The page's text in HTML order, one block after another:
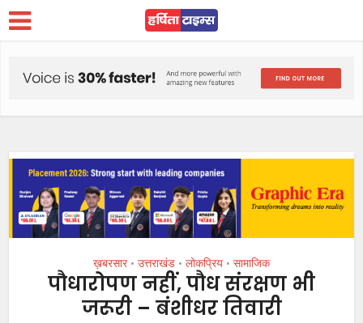
ख़बरसार • उत्तराखंड • लोकप्रिय • सामाजिक
पौधारोपण नहीं, पौध संरक्षण भी
जरूरी – बंशीधर तिवारी